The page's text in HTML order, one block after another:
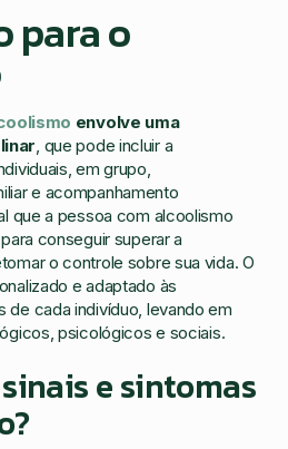
para o
envolve uma
, que pode incluir a
em grupo,
e acompanhamento
que a pessoa com alcoolismo
conseguir superar a
o controle sobre sua vida. O
e adaptado às
cada indivíduo, levando em
psicológicos e sociais.
e sintomas